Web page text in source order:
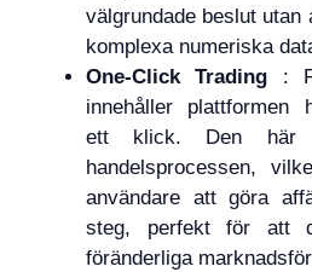
välgrundade beslut
komplexa numeriska
One-Click Trading :
innehåller plattformen
ett klick. Den här
handelsprocessen,
användare att göra
steg, perfekt för att
föränderliga